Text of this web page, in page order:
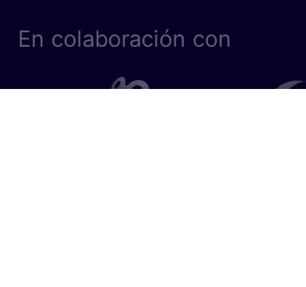
En cola­bo­ra­ción con